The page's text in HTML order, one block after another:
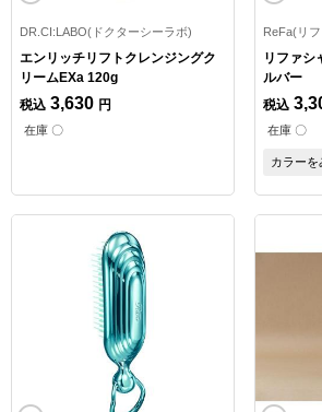
DR.CI:LABO(ドクターシーラボ)
エンリッチリフトクレンジングク
リームEXa 120g
税込 3,630 円
在庫 〇
ReFa(リ
リファシ
ルバー
税込
在庫 〇
カラーを